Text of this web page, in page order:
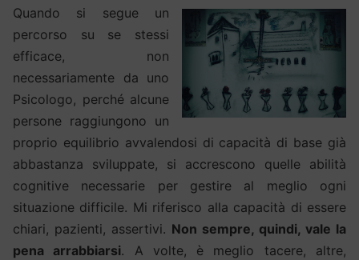
Quando si segue un
percorso su se stessi
efficace, non
necessariamente da uno
Psicologo, perché alcune
persone raggiungono un
proprio equilibrio avvalendosi di capacità di base già
abbastanza sviluppate, si accrescono quelle abilità
cognitive necessarie per gestire al meglio ogni
situazione difficile. Mi riferisco alla capacità di essere
chiari, pazienti, assertivi. Non sempre, quindi, vale la
pena arrabbiarsi. A volte, è meglio tacere, altre,